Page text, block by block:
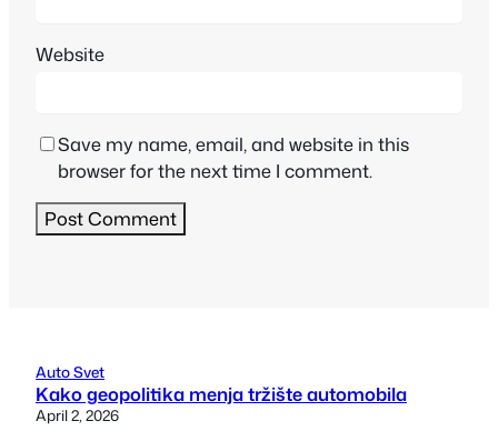
Website
Save my name, email, and website in this
browser for the next time I comment.
Auto Svet
Kako geopolitika menja tržište automobila
April 2, 2026